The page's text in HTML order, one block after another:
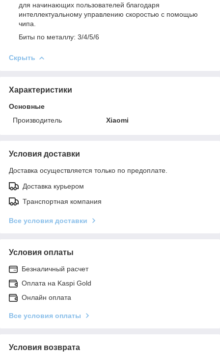
для начинающих пользователей благодаря
интеллектуальному управлению скоростью с помощью
чипа.
Биты по металлу: 3/4/5/6
Скрыть
Характеристики
Основные
Производитель
Xiaomi
Условия доставки
Доставка осуществляется только по предоплате.
Доставка курьером
Транспортная компания
Все условия доставки
Условия оплаты
Безналичный расчет
Оплата на Kaspi Gold
Онлайн оплата
Все условия оплаты
Условия возврата